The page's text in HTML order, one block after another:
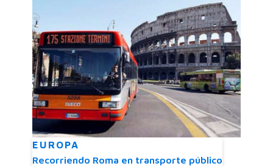
EUROPA
Recorriendo Roma en transporte público